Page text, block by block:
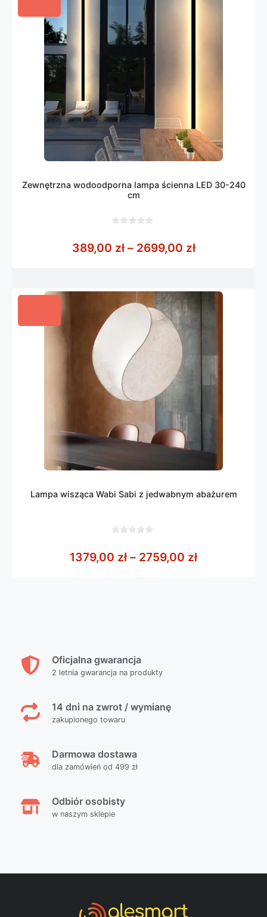
Zewnętrzna wodoodporna lampa ścienna LED 30-240
cm
5
389,00 zł – 2699,00 złZakres cen:
Lampa wisząca Wabi Sabi z jedwabnym abażurem
5
1379,00 zł – 2759,00 złZakres cen:
Oficjalna gwarancja
2 letnia gwarancja na produkty
14 dni na zwrot / wymianę
zakupionego towaru
Darmowa dostawa
dla zamówień od 499 zł
Odbiór osobisty
w naszym sklepie